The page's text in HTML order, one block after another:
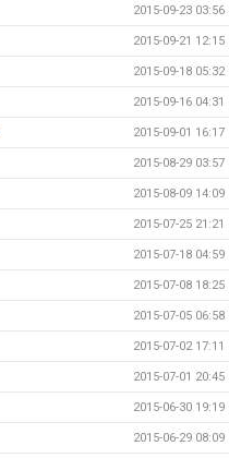
2015-09-23 03:56
2015-09-21 12:15
2015-09-18 05:32
2015-09-16 04:31
2015-09-01 16:17
2015-08-29 03:57
2015-08-09 14:09
2015-07-25 21:21
2015-07-18 04:59
2015-07-08 18:25
2015-07-05 06:58
2015-07-02 17:11
2015-07-01 20:45
2015-06-30 19:19
2015-06-29 08:09